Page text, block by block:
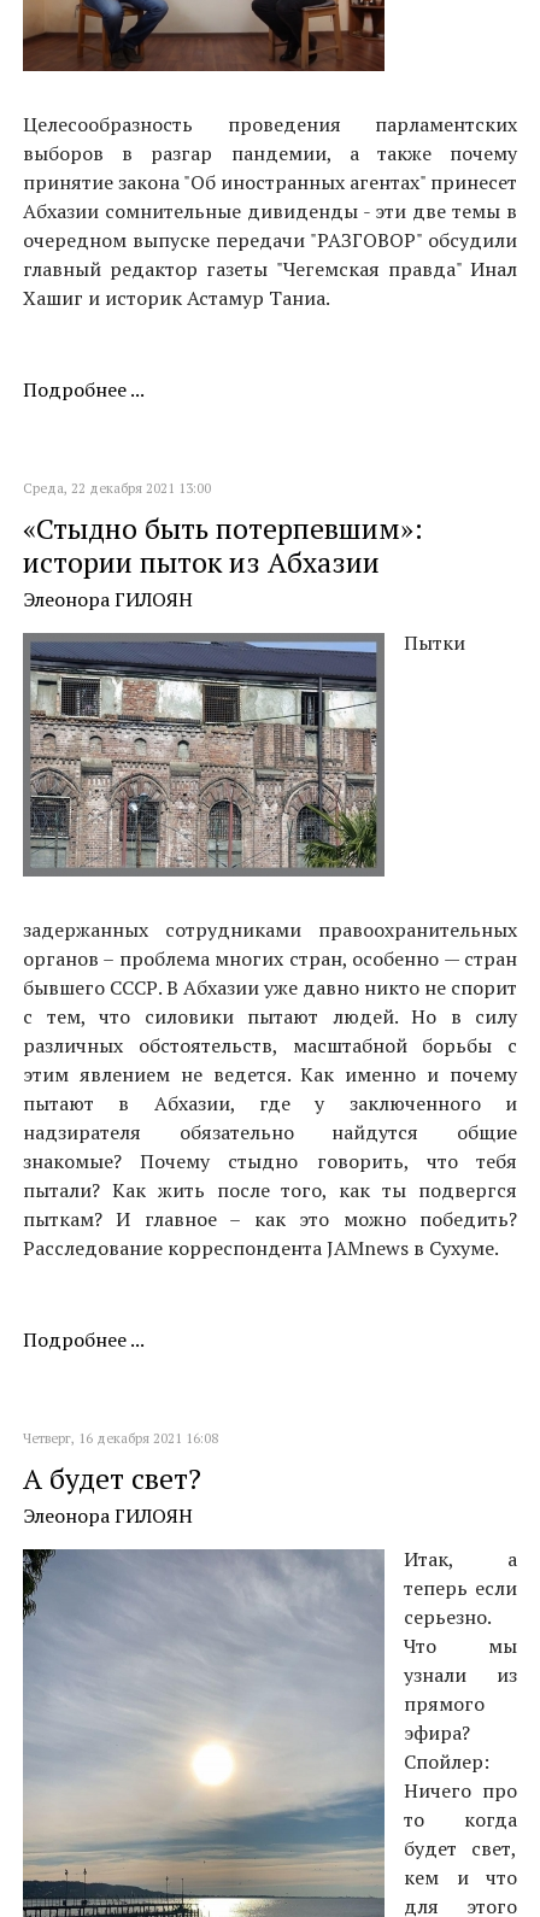
Целесообразность проведения парламентских
выборов в разгар пандемии, а также почему
принятие закона "Об иностранных агентах" принесет
Абхазии сомнительные дивиденды - эти две темы в
очередном выпуске передачи "РАЗГОВОР" обсудили
главный редактор газеты "Чегемская правда" Инал
Хашиг и историк Астамур Таниа.
Подробнее ...
Среда, 22 декабря 2021 13:00
«Стыдно быть потерпевшим»:
истории пыток из Абхазии
Элеонора ГИЛОЯН
Пытки
задержанных сотрудниками правоохранительных
органов – проблема многих стран, особенно — стран
бывшего СССР. В Абхазии уже давно никто не спорит
с тем, что силовики пытают людей. Но в силу
различных обстоятельств, масштабной борьбы с
этим явлением не ведется. Как именно и почему
пытают в Абхазии, где у заключенного и
надзирателя обязательно найдутся общие
знакомые? Почему стыдно говорить, что тебя
пытали? Как жить после того, как ты подвергся
пыткам? И главное – как это можно победить?
Расследование корреспондента JAMnews в Сухуме.
Подробнее ...
Четверг, 16 декабря 2021 16:08
А будет свет?
Элеонора ГИЛОЯН
Итак, а
теперь если
серьезно.
Что мы
узнали из
прямого
эфира?
Спойлер:
Ничего про
то когда
будет свет,
кем и что
для этого